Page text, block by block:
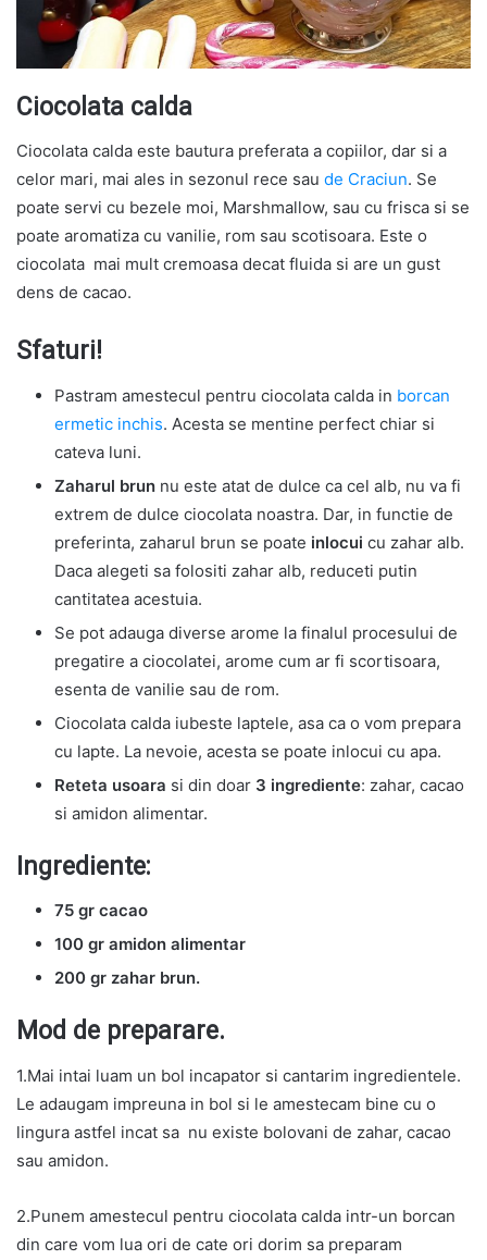
Ciocolata calda
Ciocolata calda este bautura preferata a copiilor, dar si a
celor mari, mai ales in sezonul rece sau de Craciun. Se
poate servi cu bezele moi, Marshmallow, sau cu frisca si se
poate aromatiza cu vanilie, rom sau scotisoara. Este o
ciocolata mai mult cremoasa decat fluida si are un gust
dens de cacao.
Sfaturi!
Pastram amestecul pentru ciocolata calda in borcan
ermetic inchis. Acesta se mentine perfect chiar si
cateva luni.
Zaharul brun nu este atat de dulce ca cel alb, nu va fi
extrem de dulce ciocolata noastra. Dar, in functie de
preferinta, zaharul brun se poate inlocui cu zahar alb.
Daca alegeti sa folositi zahar alb, reduceti putin
cantitatea acestuia.
Se pot adauga diverse arome la finalul procesului de
pregatire a ciocolatei, arome cum ar fi scortisoara,
esenta de vanilie sau de rom.
Ciocolata calda iubeste laptele, asa ca o vom prepara
cu lapte. La nevoie, acesta se poate inlocui cu apa.
Reteta usoara si din doar 3 ingrediente: zahar, cacao
si amidon alimentar.
Ingrediente:
75 gr cacao
100 gr amidon alimentar
200 gr zahar brun.
Mod de preparare.
1.Mai intai luam un bol incapator si cantarim ingredientele.
Le adaugam impreuna in bol si le amestecam bine cu o
lingura astfel incat sa nu existe bolovani de zahar, cacao
sau amidon.
2.Punem amestecul pentru ciocolata calda intr-un borcan
din care vom lua ori de cate ori dorim sa preparam